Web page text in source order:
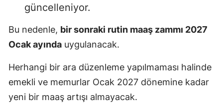
güncelleniyor.
Bu nedenle, bir sonraki rutin maaş zammı 2027
Ocak ayında uygulanacak.
Herhangi bir ara düzenleme yapılmaması halinde
emekli ve memurlar Ocak 2027 dönemine kadar
yeni bir maaş artışı almayacak.